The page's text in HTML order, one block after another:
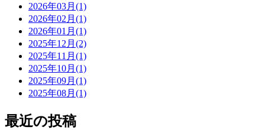
2026年03月(1)
2026年02月(1)
2026年01月(1)
2025年12月(2)
2025年11月(1)
2025年10月(1)
2025年09月(1)
2025年08月(1)
最近の投稿